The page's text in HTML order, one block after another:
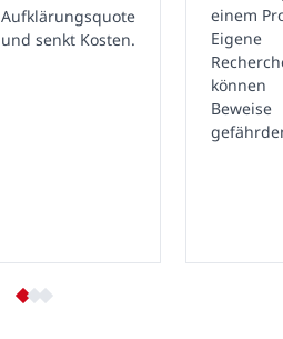
Aufklärungsquote
und senkt Kosten.
einem
Eigene
können
Beweise